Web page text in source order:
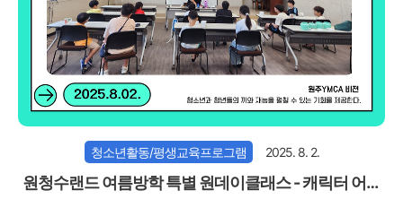
청소년활동/평생교육프로그램 2025. 8. 2.
원청수랜드 여름방학 특별 원데이클래스 - 캐릭터 어트